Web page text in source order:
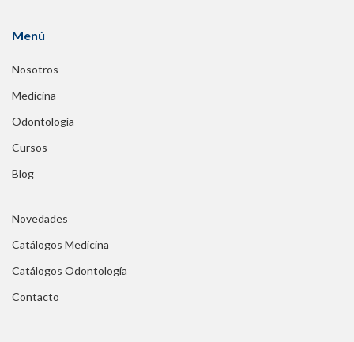
Menú
Nosotros
Medicina
Odontología
Cursos
Blog
Novedades
Catálogos Medicina
Catálogos Odontología
Contacto